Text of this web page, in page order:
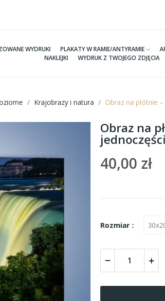
WYDRUKI PLAKATY W RAMIE/ANTYRAMIE
NAKLEJKI
WYDRUK Z TWOJEGO ZDJĘCIA
Krajobrazy i natura Obraz na płótnie
Obraz na
40,00 zł
Rozmiar :